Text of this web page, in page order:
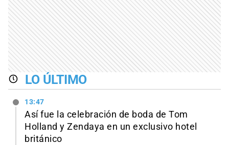
LO ÚLTIMO
13:47
Así fue la celebración de boda de Tom
Holland y Zendaya en un exclusivo hotel
británico